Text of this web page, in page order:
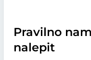
Pravilno
nalepit